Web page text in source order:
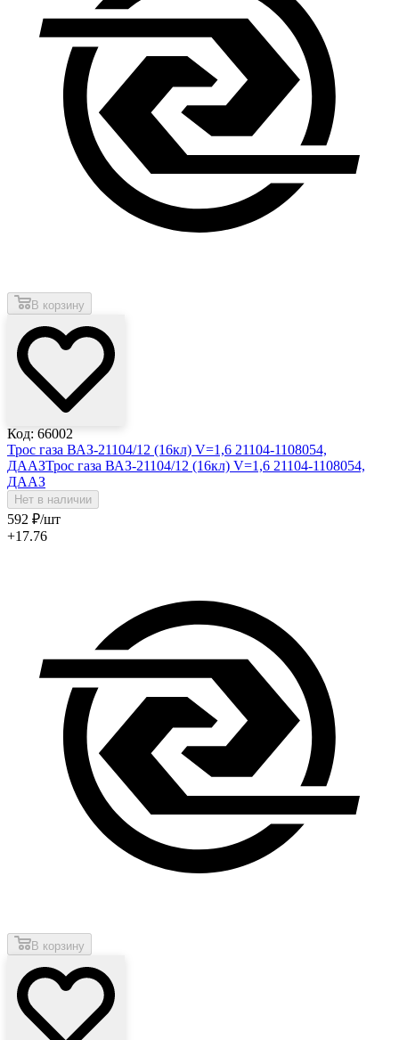
В корзину
Код: 66002
Трос газа ВАЗ-21104/12 (16кл) V=1,6 21104-1108054,
ДААЗТрос газа ВАЗ-21104/12 (16кл) V=1,6 21104-1108054,
ДААЗ
Нет в наличии
592 ₽/шт
+17.76
В корзину